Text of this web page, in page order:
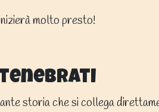
molto presto!
storia che si collega